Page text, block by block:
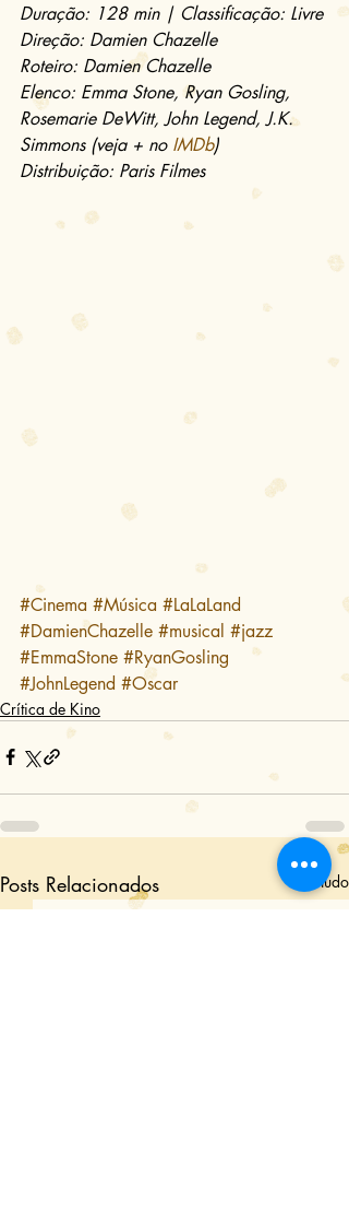
Duração: 128 min | Classificação: Livre
Direção: Damien Chazelle
Roteiro: Damien Chazelle
Elenco: Emma Stone, Ryan Gosling,
Rosemarie DeWitt, John Legend, J.K.
Simmons (veja + no IMDb)
Distribuição: Paris Filmes
#Cinema #Música #LaLaLand
#DamienChazelle #musical #jazz
#EmmaStone #RyanGosling
#JohnLegend #Oscar
Crítica de Kino
Posts Relacionados Ver tudo